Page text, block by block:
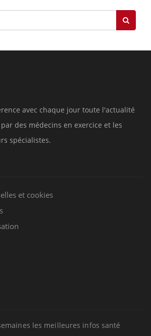
avec chaque jour toute l'actualité
des médecins en exercice et les
spécialistes.
et cookies
les meilleures infos santé